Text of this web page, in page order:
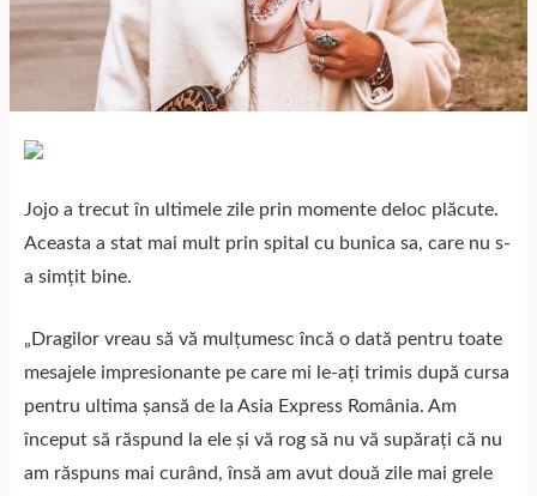
Jojo a trecut în ultimele zile prin momente deloc plăcute.
Aceasta a stat mai mult prin spital cu bunica sa, care nu s-
a simțit bine.
„Dragilor vreau să vă mulțumesc încă o dată pentru toate
mesajele impresionante pe care mi le-ați trimis după cursa
pentru ultima șansă de la Asia Express România. Am
început să răspund la ele și vă rog să nu vă supărați că nu
am răspuns mai curând, însă am avut două zile mai grele